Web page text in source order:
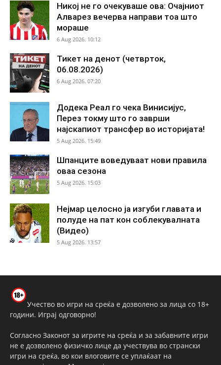
Никој не го очекуваше ова: Очајниот
Алварез вечерва направи тоа што
мораше
6 Aug 2026. 10:12
Тикет на денот (четврток,
06.08.2026)
6 Aug 2026. 07:20
Додека Реал го чека Винисијус,
Перез токму што го заврши
најскапиот трансфер во историјата!
5 Aug 2026. 15:49
Шпанците воведуваат нови правила
оваа сезона
5 Aug 2026. 15:03
Нејмар целосно ја изгуби главата и
полуде на пат кон соблекувалната
(Видео)
5 Aug 2026. 13:57
Учество во игри на среќа е дозволено за лица со 18+
години. Играј одговорно!
Согласно Законот за игрите на среќа и за забавните игри
не е дозволено физичко лице да учествува во странски
игри на среќа, во кои влоговите се уплаќаат на